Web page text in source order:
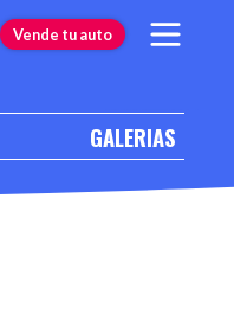
Vende tu auto
GALERIAS